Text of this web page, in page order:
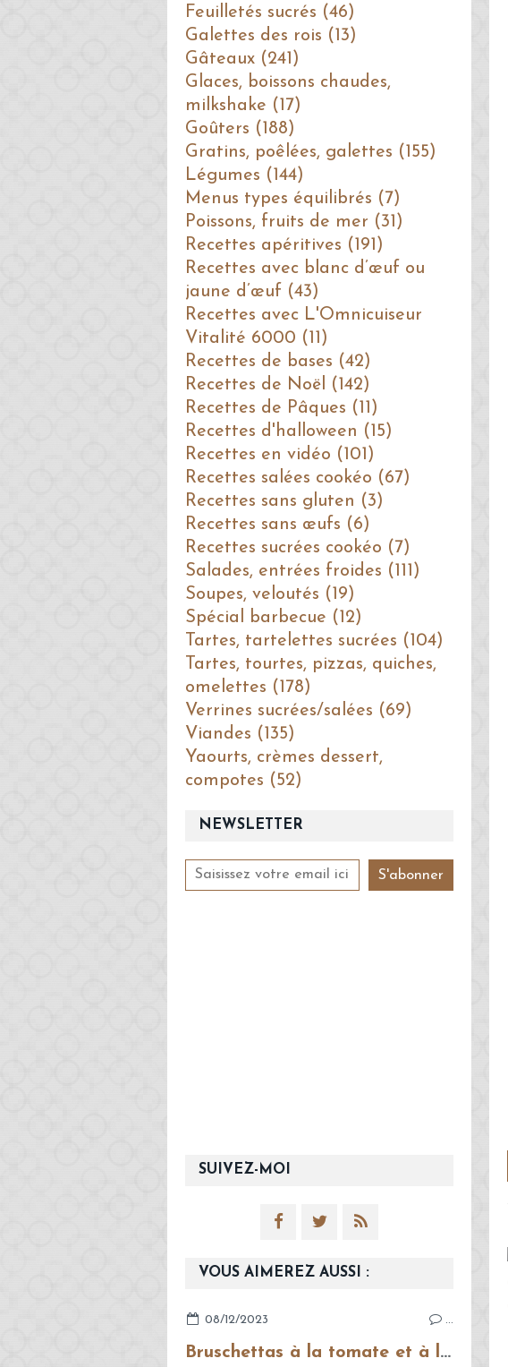
NEWSLETTER
SUIVEZ-MOI
VOUS AIMEREZ AUSSI :
08/12/2023 …
Bruschettas à la tomate et à la mozzarella
Feuilletés sucrés (46)
Galettes des rois (13)
Gâteaux (241)
Glaces, boissons chaudes,
milkshake (17)
Goûters (188)
Gratins, poêlées, galettes (155)
Légumes (144)
Menus types équilibrés (7)
Poissons, fruits de mer (31)
Recettes apéritives (191)
Recettes avec blanc d’œuf ou
jaune d’œuf (43)
Recettes avec L'Omnicuiseur
Vitalité 6000 (11)
Recettes de bases (42)
Recettes de Noël (142)
Recettes de Pâques (11)
Recettes d'halloween (15)
Recettes en vidéo (101)
Recettes salées cookéo (67)
Recettes sans gluten (3)
Recettes sans œufs (6)
Recettes sucrées cookéo (7)
Salades, entrées froides (111)
Soupes, veloutés (19)
Spécial barbecue (12)
Tartes, tartelettes sucrées (104)
Tartes, tourtes, pizzas, quiches,
omelettes (178)
Verrines sucrées/salées (69)
Viandes (135)
Yaourts, crèmes dessert,
compotes (52)